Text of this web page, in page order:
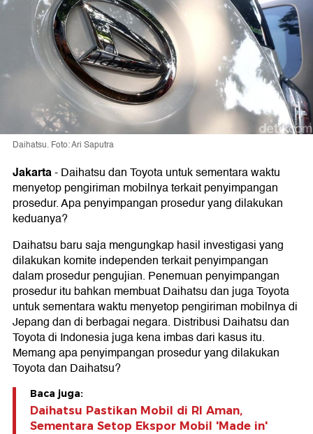
Daihatsu. Foto: Ari Saputra
Jakarta-Daihatsu dan Toyota untuk sementara waktu
menyetop pengiriman mobilnya terkait penyimpangan
prosedur. Apa penyimpangan prosedur yang dilakukan
keduanya?
Daihatsu baru saja mengungkap hasil investigasi yang
dilakukan komite independen terkait penyimpangan
dalam prosedur pengujian. Penemuan penyimpangan
prosedur itu bahkan membuat Daihatsu dan juga Toyota
untuk sementara waktu menyetop pengiriman mobilnya di
Jepang dan di berbagai negara. Distribusi Daihatsu dan
Toyota di Indonesia juga kena imbas dari kasus itu.
Memang apa penyimpangan prosedur yang dilakukan
Toyota dan Daihatsu?
Baca juga:
Daihatsu Pastikan Mobil di RI Aman,
Sementara Setop Ekspor Mobil 'Made in'